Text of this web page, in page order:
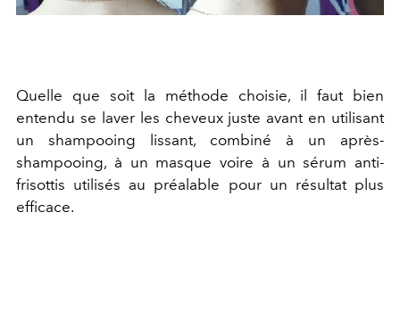
Quelle que soit la méthode choisie, il faut bien
entendu se laver les cheveux juste avant en utilisant
un shampooing lissant, combiné à un après-
shampooing, à un masque voire à un sérum anti-
frisottis utilisés au préalable pour un résultat plus
efficace.